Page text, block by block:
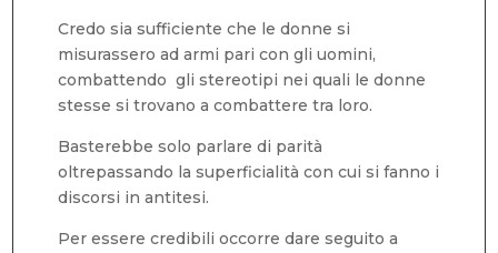
Credo sia sufficiente che le donne si
misurassero ad armi pari con gli uomini,
combattendo gli stereotipi nei quali le donne
stesse si trovano a combattere tra loro.
Basterebbe solo parlare di parità
oltrepassando la superficialità con cui si fanno i
discorsi in antitesi.
Per essere credibili occorre dare seguito a